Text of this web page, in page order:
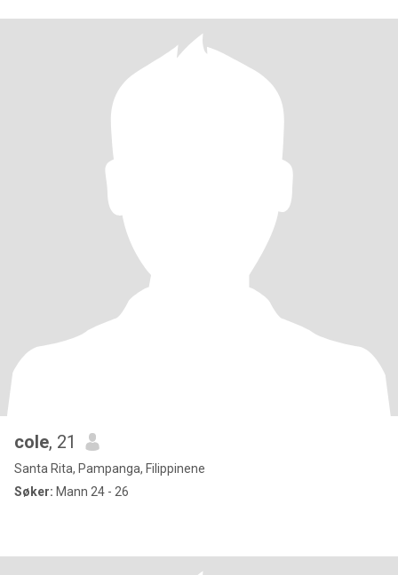
cole, 21
Santa Rita, Pampanga, Filippinene
Søker: Mann 24 - 26